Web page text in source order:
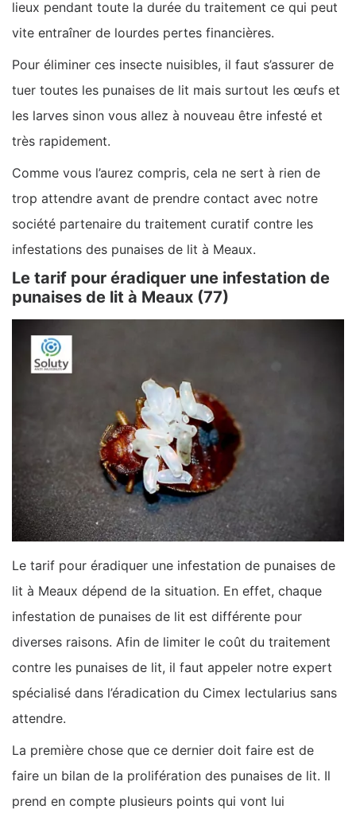
lieux pendant toute la durée du traitement ce qui peut
vite entraîner de lourdes pertes financières.
Pour éliminer ces insecte nuisibles, il faut s’assurer de
tuer toutes les punaises de lit mais surtout les œufs et
les larves sinon vous allez à nouveau être infesté et
très rapidement.
Comme vous l’aurez compris, cela ne sert à rien de
trop attendre avant de prendre contact avec notre
société partenaire du traitement curatif contre les
infestations des punaises de lit à Meaux.
Le tarif pour éradiquer une infestation de
punaises de lit à Meaux (77)
Le tarif pour éradiquer une infestation de punaises de
lit à Meaux dépend de la situation. En effet, chaque
infestation de punaises de lit est différente pour
diverses raisons. Afin de limiter le coût du traitement
contre les punaises de lit, il faut appeler notre expert
spécialisé dans l’éradication du Cimex lectularius sans
attendre.
La première chose que ce dernier doit faire est de
faire un bilan de la prolifération des punaises de lit. Il
prend en compte plusieurs points qui vont lui